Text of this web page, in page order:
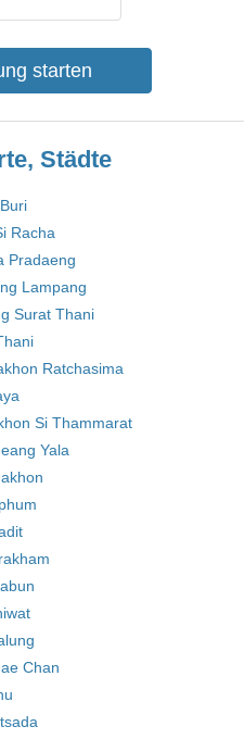
starten
Städte
Racha
Pradaeng
Lampang
Surat Thani
Ratchasima
Si Thammarat
Yala
Chan